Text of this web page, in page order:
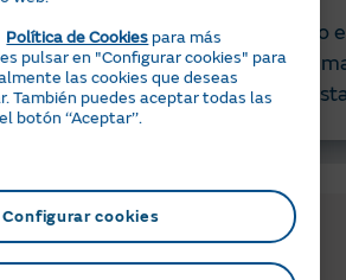
en reparación
de
eléctricas.
y
los más de100
Política de Cookies para más
pulsar en "Configurar cookies" para
las cookies que deseas
También puedes aceptar todas las
botón ‘‘Aceptar’’.
Configurar cookies